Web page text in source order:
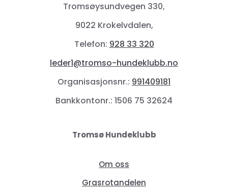
Tromsøysundvegen 330,
9022 Krokelvdalen,
Telefon: 928 33 320
leder1@tromso-hundeklubb.no
Organisasjonsnr.: 991409181
Bankkontonr.: 1506 75 32624
Tromsø Hundeklubb
Om oss
Grasrotandelen